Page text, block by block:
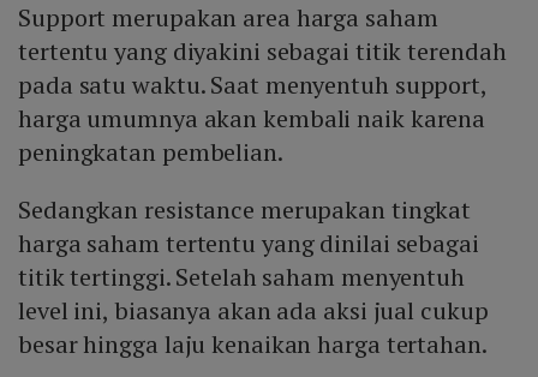
Support merupakan area harga saham
tertentu yang diyakini sebagai titik terendah
pada satu waktu. Saat menyentuh support,
harga umumnya akan kembali naik karena
peningkatan pembelian.
Sedangkan resistance merupakan tingkat
harga saham tertentu yang dinilai sebagai
titik tertinggi. Setelah saham menyentuh
level ini, biasanya akan ada aksi jual cukup
besar hingga laju kenaikan harga tertahan.